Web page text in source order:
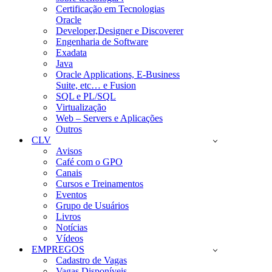
Certificação em Tecnologias
Oracle
Developer,Designer e Discoverer
Engenharia de Software
Exadata
Java
Oracle Applications, E-Business
Suite, etc… e Fusion
SQL e PL/SQL
Virtualização
Web – Servers e Aplicações
Outros
CLV
Avisos
Café com o GPO
Canais
Cursos e Treinamentos
Eventos
Grupo de Usuários
Livros
Notícias
Vídeos
EMPREGOS
Cadastro de Vagas